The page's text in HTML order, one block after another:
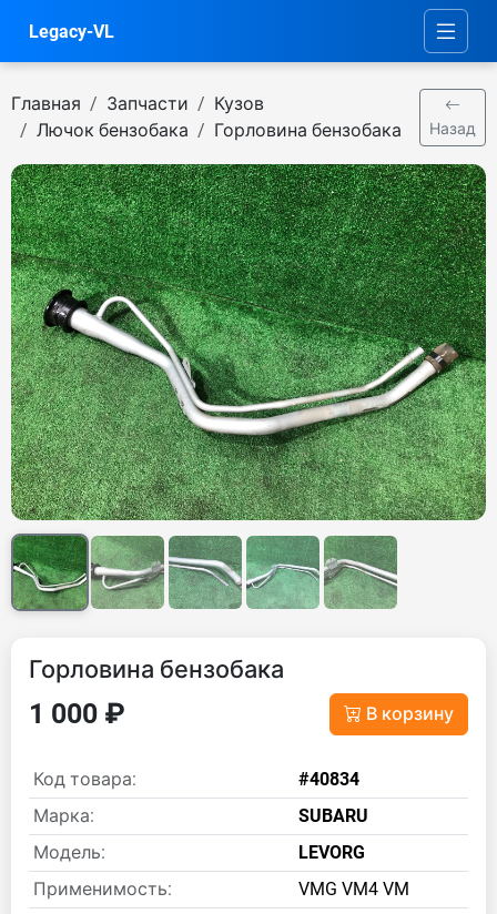
Legacy-VL
Главная Запчасти
Кузов
Лючок бензобака
Горловина бензобака Назад
Горловина бензобака
1 000 ₽ В корзину
Код товара:
#40834
Марка:
SUBARU
Модель:
LEVORG
Применимость:
VMG VM4 VM